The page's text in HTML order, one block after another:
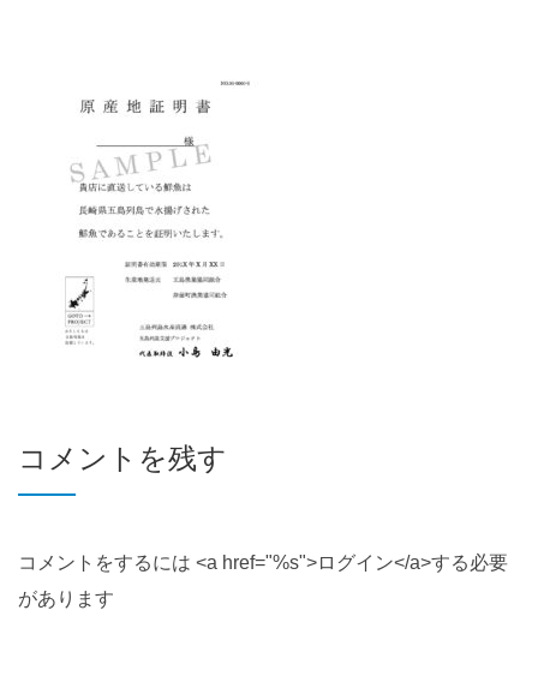
コメントを残す
コメントをするには <a href="%s">ログイン</a>する必要
があります